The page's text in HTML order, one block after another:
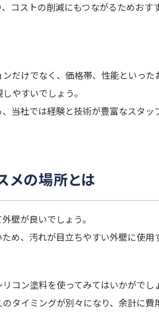
コストの削減にもつながるためおす
だけでなく、価格帯、性能といった
やすいでしょう。
当社では経験と技術が豊富なスタッ
メの場所とは
壁が良いでしょう。
め、汚れが目立ちやすい外壁に使用
コン塗料を使ってみてはいかがでし
タイミングが別々になり、余計に費